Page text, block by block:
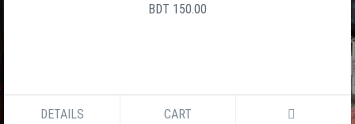
BDT 150.00
DETAILS CART